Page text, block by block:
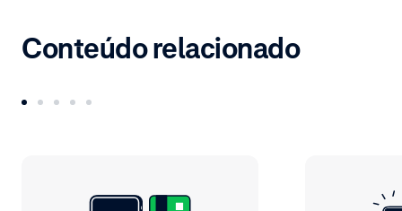
Conteúdo relacionado